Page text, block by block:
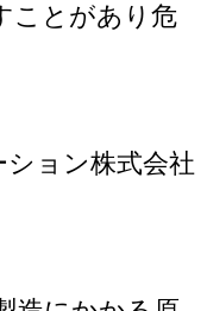
ことがあり危
ョン株式会社